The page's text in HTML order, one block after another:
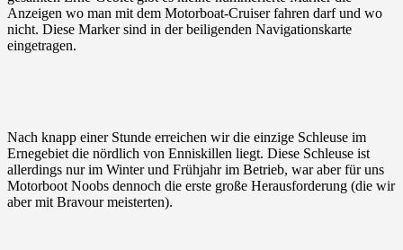
Anzeigen wo man mit dem Motorboat-Cruiser fahren darf und wo
nicht. Diese Marker sind in der beiligenden Navigationskarte
eingetragen.
Nach knapp einer Stunde erreichen wir die einzige Schleuse im
Ernegebiet die nördlich von Enniskillen liegt. Diese Schleuse ist
allerdings nur im Winter und Frühjahr im Betrieb, war aber für uns
Motorboot Noobs dennoch die erste große Herausforderung (die wir
aber mit Bravour meisterten).